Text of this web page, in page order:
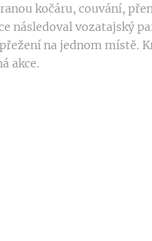
kočáru, couvání,
následoval vozatajský
na jednom místě.
akce.